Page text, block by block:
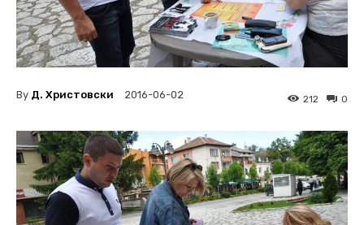
By Д. Христовски 2016-06-02 0
212